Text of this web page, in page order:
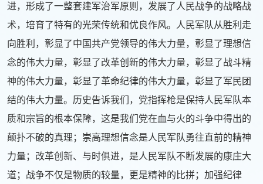
进，形成了一整套建军治军原则，发展了人民战争的战略战
术，培育了特有的光荣传统和优良作风。人民军队从胜利走
向胜利，彰显了中国共产党领导的伟大力量，彰显了理想信
念的伟大力量，彰显了改革创新的伟大力量，彰显了战斗精
神的伟大力量，彰显了革命纪律的伟大力量，彰显了军民团
结的伟大力量。历史告诉我们，党指挥枪是保持人民军队本
质和宗旨的根本保障，这是我们党在血与火的斗争中得出的
颠扑不破的真理；崇高理想信念是人民军队勇往直前的精神
力量；改革创新、与时俱进，是人民军队不断发展的康庄大
道；战争不仅是物质的较量，更是精神的比拼；加强纪律